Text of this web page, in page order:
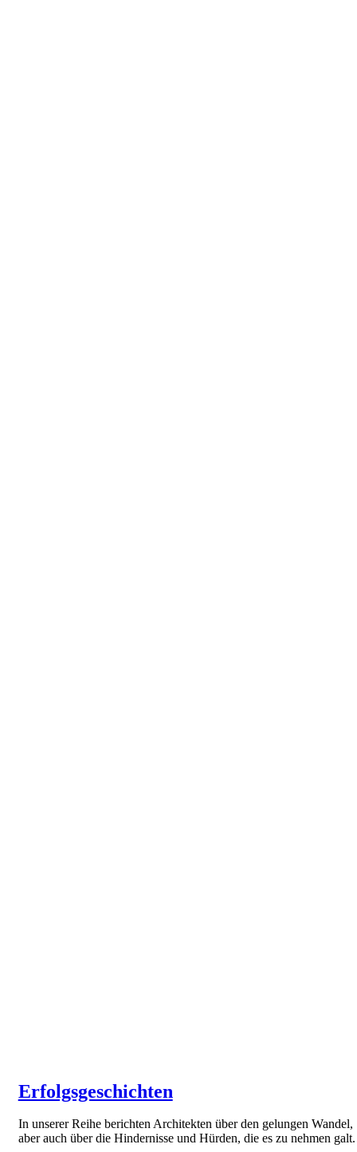
Erfolgsgeschichten
In unserer Reihe berichten Architekten über den gelungen Wandel,
aber auch über die Hindernisse und Hürden, die es zu nehmen galt.